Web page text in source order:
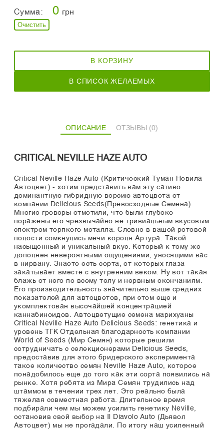
Сумма: 0 грн
Очистить
В КОРЗИНУ
В СПИСОК ЖЕЛАЕМЫХ
ОПИСАНИЕ ОТЗЫВЫ (0)
CRITICAL NEVILLE HAZE AUTO
Critical Neville Haze Auto (Критический Туман Невила
Автоцвет) - хотим представить вам эту сативо
доминантную гибридную версию автоцвета от
компании Delicious Seeds(Превосходные Семена).
Многие гроверы отметили, что были глубоко
поражены его чрезвычайно не тривиальным вкусовым
спектром терпкого металла. Словно в вашей ротовой
полости сомкнулись мечи короля Артура. Такой
насыщенный и уникальный вкус. Который к тому же
дополнен невероятными ощущениями, уносящими вас
в нирвану. Знаете есть сорта, от которых глаза
закатывает вместе с внутренним веком. Ну вот такая
блажь от него по всему телу и нервным окончаниям.
Его производительность значительно выше средних
показателей для автоцветов, при этом еще и
укомплектован высочайшей концентрацией
каннабиноидов. Автоцветущие семена марихуаны
Critical Neville Haze Auto Delicious Seeds: генетика и
уровень ТГК Отдельная благодарность компании
World of Seeds (Мир Семян) которые решили
сотрудничать с селекционерами Delicious Seeds,
предоставив для этого бридерского эксперимента
такое количество семян Neville Haze Auto, которое
понадобилось еще до того как эти сорта появились на
рынке. Хотя ребята из Мира Семян трудились над
штаммом в течении трех лет. Это реально была
тяжелая совместная работа. Длительное время
подбирали чем мы можем усилить генетику Neville,
остановив свой выбор на Il Diavolo Auto (Дьявол
Автоцвет) мы не прогадали. По итогу наш усиленный